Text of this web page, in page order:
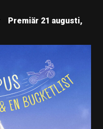
Premiär 21 augusti,